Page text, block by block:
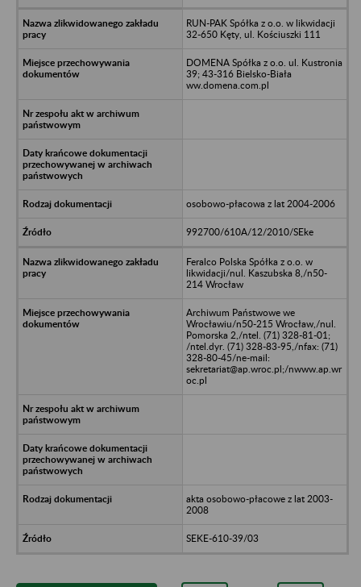
RUN-PAK Spółka z o.o. w likwidacji
32-650 Kęty, ul. Kościuszki 111
DOMENA Spółka z o.o. ul. Kustronia
39; 43-316 Bielsko-Biała
ww.domena.com.pl
osobowo-płacowa z lat 2004-2006
992700/610A/12/2010/SEke
Feralco Polska Spółka z o.o. w
likwidacji/nul. Kaszubska 8,/n50-
214 Wrocław
Archiwum Państwowe we
Wrocławiu/n50-215 Wrocław,/nul.
Pomorska 2,/ntel. (71) 328-81-01;
/ntel.dyr. (71) 328-83-95,/nfax: (71)
328-80-45/ne-mail:
sekretariat@ap.wroc.pl;/nwww.ap.wr
oc.pl
akta osobowo-płacowe z lat 2003-
2008
SEKE-610-39/03